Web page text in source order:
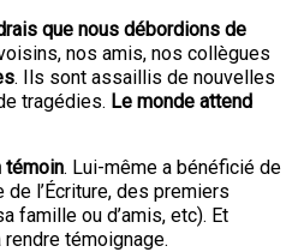
que nous débordions de
nos amis, nos collègues
. Ils sont assaillis de nouvelles
tragédies. Le monde attend
témoin. Lui-même a bénéficié de
l’Écriture, des premiers
famille ou d’amis, etc). Et
témoignage.